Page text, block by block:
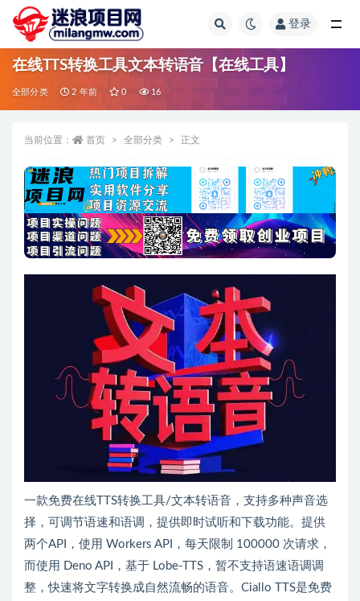
登录
在线TTS转换工具文本转语音【在线工具】
全部分类 2 年前 0 16
当前位置： 首页 全部分类 正文
一款免费在线TTS转换工具/文本转语音，支持多种声音选
择，可调节语速和语调，提供即时试听和下载功能。提供
两个API，使用 Workers API，每天限制 100000 次请求，
而使用 Deno API，基于 Lobe-TTS，暂不支持语速语调调
整，快速将文字转换成自然流畅的语音。Ciallo TTS是免费
全部